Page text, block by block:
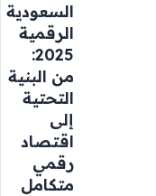
السعودية
الرقمية
2025:
من البنية
التحتية
إلى
اقتصاد
رقمي
متكامل